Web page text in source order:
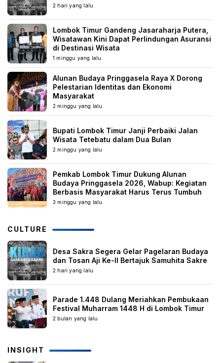
2 hari yang lalu
Lombok Timur Gandeng Jasaraharja Putera,
Wisatawan Kini Dapat Perlindungan Asuransi
di Destinasi Wisata
1 minggu yang lalu
Alunan Budaya Pringgasela Raya X Dorong
Pelestarian Identitas dan Ekonomi
Masyarakat
2 minggu yang lalu
Bupati Lombok Timur Janji Perbaiki Jalan
Wisata Tetebatu dalam Dua Bulan
2 minggu yang lalu
Pemkab Lombok Timur Dukung Alunan
Budaya Pringgasela 2026, Wabup: Kegiatan
Berbasis Masyarakat Harus Terus Tumbuh
3 minggu yang lalu
CULTURE
Desa Sakra Segera Gelar Pagelaran Budaya
dan Tosan Aji Ke-II Bertajuk Samuhita Sakre
2 hari yang lalu
Parade 1.448 Dulang Meriahkan Pembukaan
Festival Muharram 1448 H di Lombok Timur
2 bulan yang lalu
INSIGHT